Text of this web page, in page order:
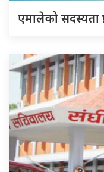
एमालेको सदस्यता